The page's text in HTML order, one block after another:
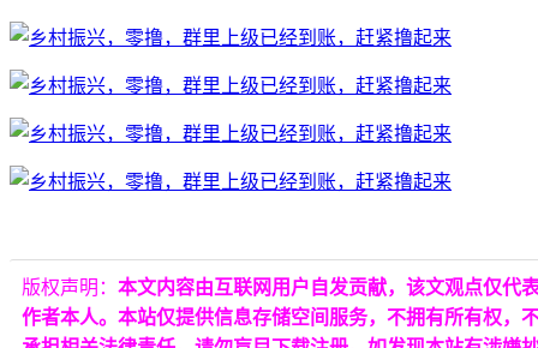
版权声明： 本文内容由互联网用户自发贡献，该文观点仅代
作者本人。本站仅提供信息存储空间服务，不拥有所有权，